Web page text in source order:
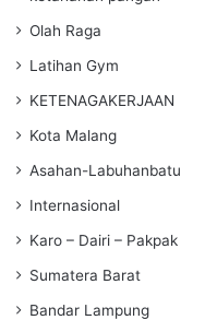
Olah Raga
Latihan Gym
KETENAGAKERJAAN
Kota Malang
Asahan-Labuhanbatu
Internasional
Karo – Dairi – Pakpak
Sumatera Barat
Bandar Lampung